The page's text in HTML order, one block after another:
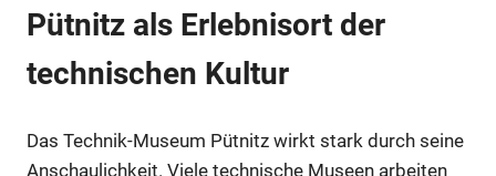
Pütnitz als Erlebnisort der
technischen Kultur
Das Technik-Museum Pütnitz wirkt stark durch seine
Anschaulichkeit. Viele technische Museen arbeiten